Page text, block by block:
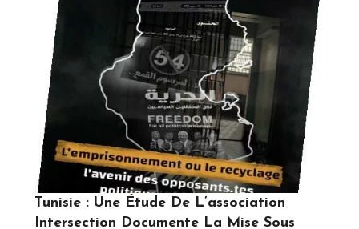
Tunisie : Une Étude De L’association
Intersection Documente La Mise Sous